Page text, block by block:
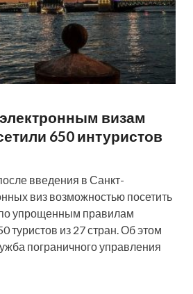
визам
650 интуристов
введения в Санкт-
виз возможностью посетить
упрощенным правилам
туристов из 27 стран. Об этом
пограничного управления